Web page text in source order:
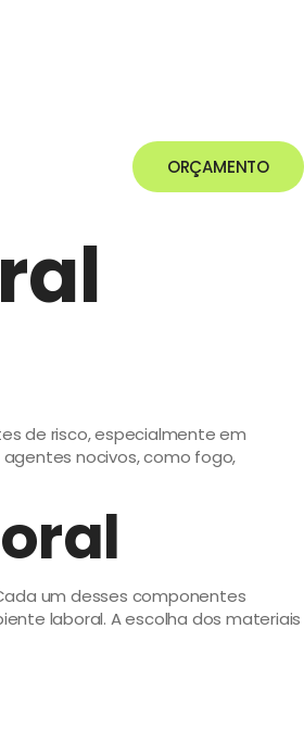
ORÇAMENTO
de risco, especialmente em
nocivos, como fogo,
um desses componentes
laboral. A escolha dos materiais